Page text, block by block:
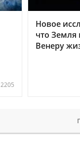
2205
Новое
что Земля
Венеру